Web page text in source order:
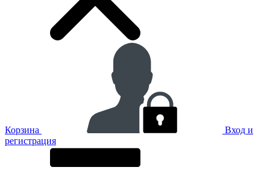
Корзина
Вход и
регистрация